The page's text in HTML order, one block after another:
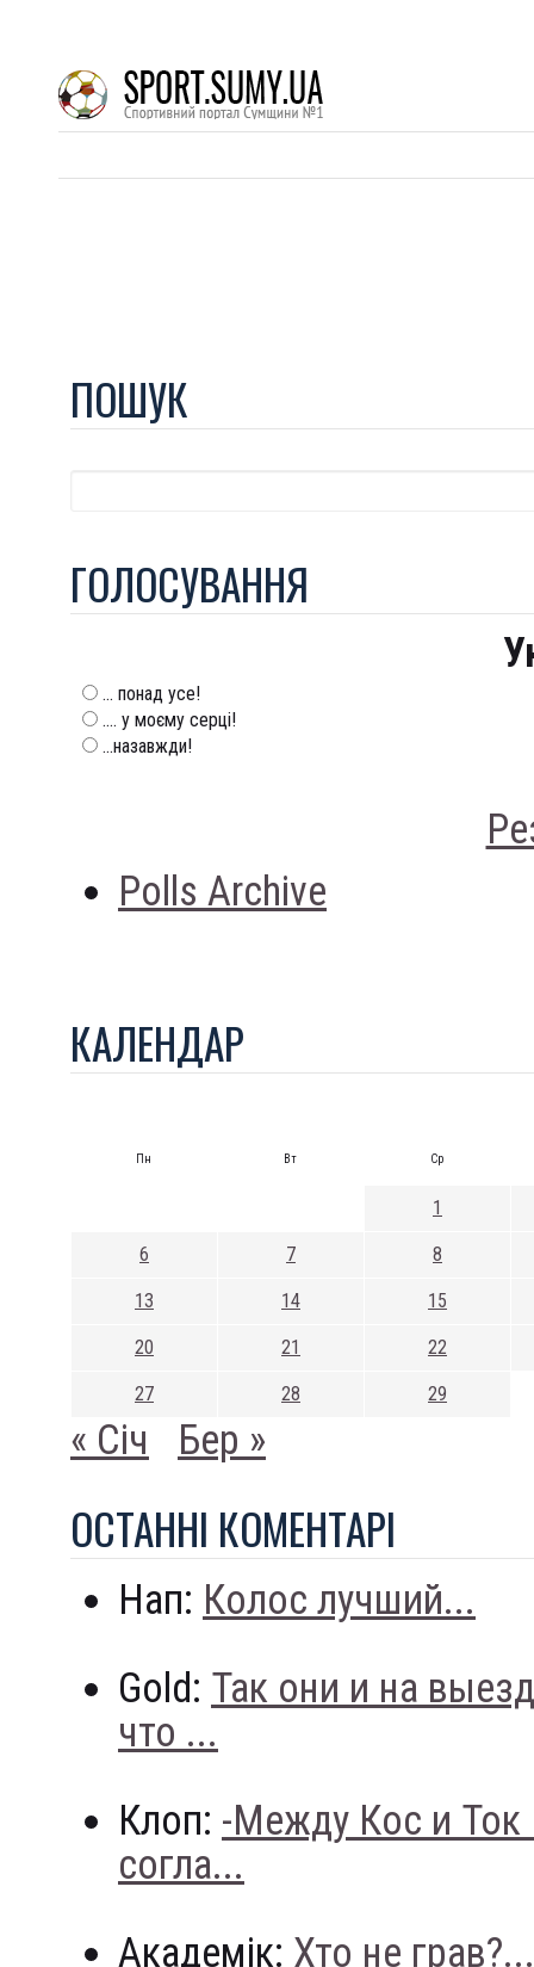
ПОШУК
ГОЛОСУВАННЯ
... понад усе!
.... у моєму серці!
...назавжди!
Polls Archive
КАЛЕНДАР
Пн Вт Ср
1
6 7 8
13 14 15
20 21 22
27 28 29
« Січ Бер »
ОСТАННI КОМЕНТАРI
Нап: Колос лучший...
Gold: Так они и на
что ...
Клоп: -Между Кос и
согла...
Академік: Хто не грав?...